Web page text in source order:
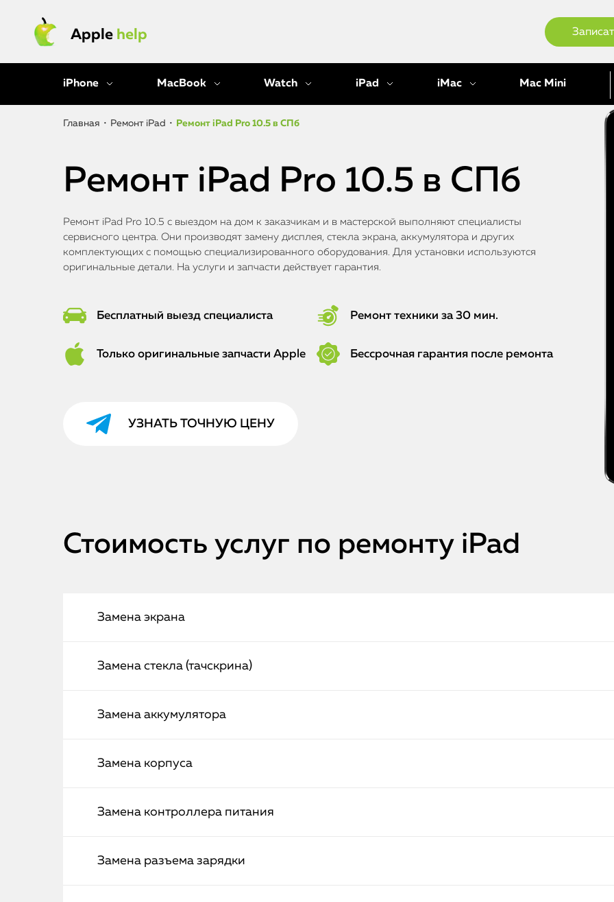
Apple help
iPhone MacBook Watch iPad iMac Mac Mini
Главная • Ремонт iPad • Ремонт iPad Pro 10.5 в СПб
Ремонт iPad Pro 10.5 в СПб
Ремонт iPad Pro 10.5 с выездом на дом к заказчикам и в мастерской выполняют специалисты
сервисного центра. Они производят замену дисплея, стекла экрана, аккумулятора и других
комплектующих с помощью специализированного оборудования. Для установки используются
оригинальные детали. На услуги и запчасти действует гарантия.
Бесплатный выезд специалиста Ремонт техники за 30 мин.
Только оригинальные запчасти Apple Бессрочная гарантия после ремонта
УЗНАТЬ ТОЧНУЮ ЦЕНУ
Стоимость услуг по ремонту iPad
Замена экрана
Замена стекла (тачскрина)
Замена аккумулятора
Замена корпуса
Замена контроллера питания
Замена разъема зарядки